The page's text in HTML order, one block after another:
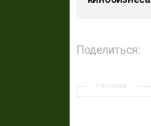
Поделиться:
Реклама